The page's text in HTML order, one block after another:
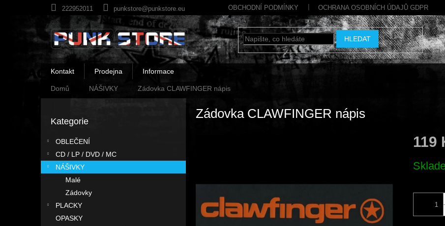
222952011 punkstore@punkstore.eu OBCHODNÍ PODMÍNKY OCHRANA OSOBNÍCH ÚDAJŮ GDPR
HLEDAT
Kontakt Prodejna Informace
Domů NÁŠIVKY Zádovka CLAWFINGER nápis
Přeskočit
Kategorie
OBLEČENÍ
CD / LP / DVD / MC
NÁŠIVKY
Malé
Zádovky
PLACKY
OPASKY
Zádovka CLAWFINGER nápis
119
cena: